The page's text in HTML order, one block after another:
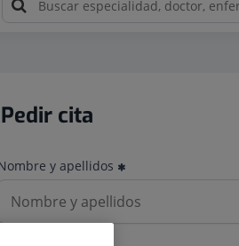
Pedir cita
y apellidos